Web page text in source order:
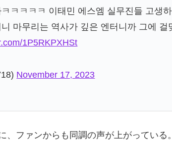
ㅋㅋㅋㅋ 이태민 에스엠 실무진들 고생
마무리는 역사가 깊은 엔터니까 그에 걸
1P5RKPXHSt
November 17, 2023
、ファンからも同調の声が上がっている。